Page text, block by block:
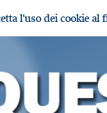
l'uso dei cookie al